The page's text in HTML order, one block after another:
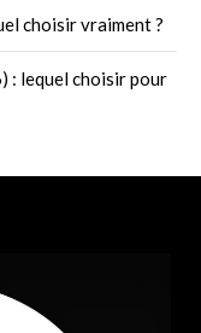
choisir vraiment ?
: lequel choisir pour